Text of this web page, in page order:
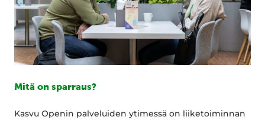
Mitä on sparraus?
Kasvu Openin palveluiden ytimessä on liiketoiminnan